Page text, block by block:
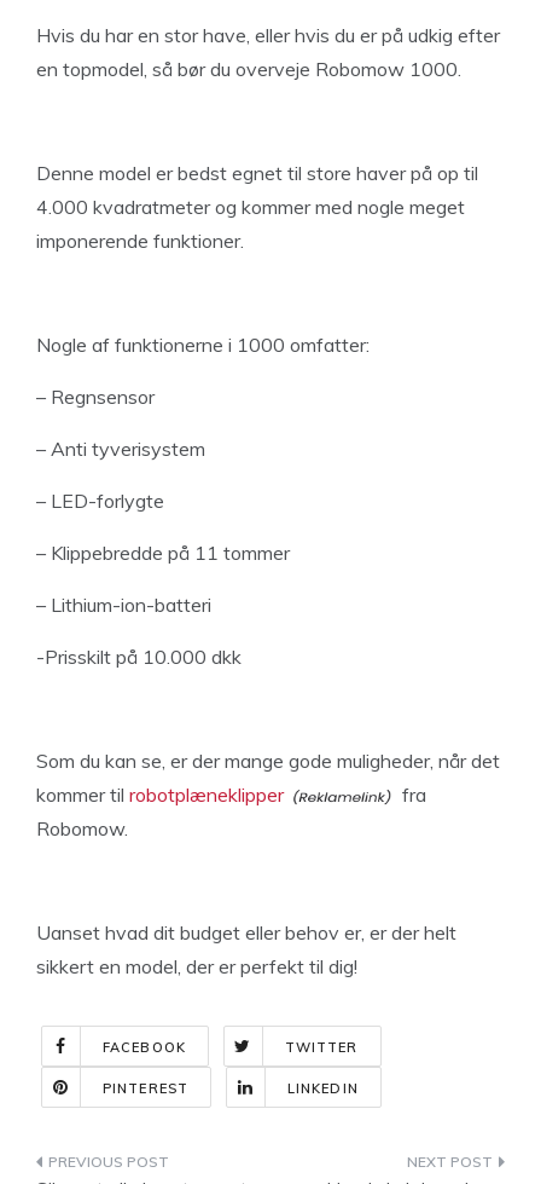
Hvis du har en stor have, eller hvis du er på udkig efter
en topmodel, så bør du overveje Robomow 1000.
Denne model er bedst egnet til store haver på op til
4.000 kvadratmeter og kommer med nogle meget
imponerende funktioner.
Nogle af funktionerne i 1000 omfatter:
– Regnsensor
– Anti tyverisystem
– LED-forlygte
– Klippebredde på 11 tommer
– Lithium-ion-batteri
-Prisskilt på 10.000 dkk
Som du kan se, er der mange gode muligheder, når det
kommer til robotplæneklipper
fra
Robomow.
Uanset hvad dit budget eller behov er, er der helt
sikkert en model, der er perfekt til dig!
FACEBOOK TWITTER
PINTEREST LINKEDIN
Indlægsnavigation